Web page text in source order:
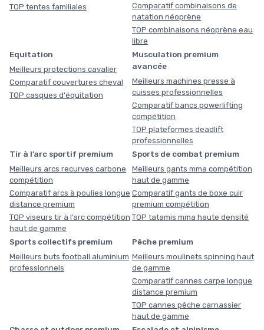
TOP tentes familiales
Comparatif combinaisons de
natation néoprène
TOP combinaisons néoprène eau
libre
Equitation
Meilleurs protections cavalier
Comparatif couvertures cheval
TOP casques d'équitation
Musculation premium
avancée
Meilleurs machines presse à
cuisses professionnelles
Comparatif bancs powerlifting
compétition
TOP plateformes deadlift
professionnelles
Tir à l’arc sportif premium
Meilleurs arcs recurves carbone
compétition
Comparatif arcs à poulies longue
distance premium
TOP viseurs tir à l’arc compétition
haut de gamme
Sports de combat premium
Meilleurs gants mma compétition
haut de gamme
Comparatif gants de boxe cuir
premium compétition
TOP tatamis mma haute densité
Sports collectifs premium
Meilleurs buts football aluminium
professionnels
Pêche premium
Meilleurs moulinets spinning haut
de gamme
Comparatif cannes carpe longue
distance premium
TOP cannes pêche carnassier
haut de gamme